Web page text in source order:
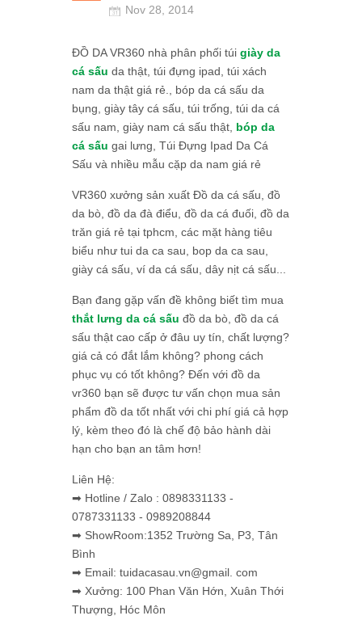
Nov 28, 2014
ĐỒ DA VR360 nhà phân phối túi giày da
cá sấu da thật, túi đựng ipad, túi xách
nam da thật giá rẻ., bóp da cá sấu da
bụng, giày tây cá sấu, túi trống, túi da cá
sấu nam, giày nam cá sấu thật, bóp da
cá sấu gai lưng, Túi Đựng Ipad Da Cá
Sấu và nhiều mẫu cặp da nam giá rẻ
VR360 xưởng sản xuất Đồ da cá sấu, đồ
da bò, đồ da đà điểu, đồ da cá đuối, đồ da
trăn giá rẻ tại tphcm, các mặt hàng tiêu
biểu như tui da ca sau, bop da ca sau,
giày cá sấu, ví da cá sấu, dây nịt cá sấu...
Bạn đang gặp vấn đề không biết tìm mua
thắt lưng da cá sấu đồ da bò, đồ da cá
sấu thật cao cấp ở đâu uy tín, chất lượng?
giá cả có đắt lắm không? phong cách
phục vụ có tốt không? Đến với đồ da
vr360 bạn sẽ được tư vấn chọn mua sản
phẩm đồ da tốt nhất với chi phí giá cả hợp
lý, kèm theo đó là chế độ bảo hành dài
hạn cho bạn an tâm hơn!
Liên Hệ:
➡ Hotline / Zalo : 0898331133 -
0787331133 - 0989208844
➡ ShowRoom:1352 Trường Sa, P3, Tân
Bình
➡ Email: tuidacasau.vn@gmail. com
➡ Xưởng: 100 Phan Văn Hớn, Xuân Thới
Thượng, Hóc Môn